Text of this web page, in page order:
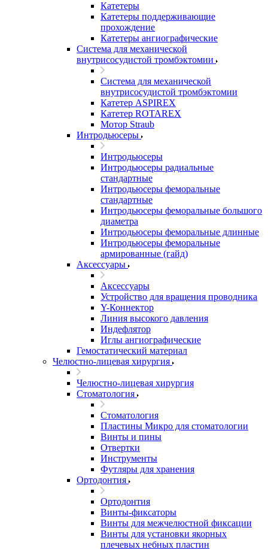
Катетеры
Катетеры поддерживающие
прохождение
Катетеры ангиографические
Система для механической
внутрисосудистой тромбэктомии
Система для механической
внутрисосудистой тромбэктомии
Катетер ASPIREX
Катетер ROTAREX
Мотор Straub
Интродьюсеры
Интродьюсеры
Интродьюсеры радиальные
стандартные
Интродьюсеры феморальные
стандартные
Интродьюсеры феморальные большого
диаметра
Интродьюсеры феморальные длинные
Интродьюсеры феморальные
армированные (гайд)
Аксессуары
Аксессуары
Устройство для вращения проводника
Y-Коннектор
Линия высокого давления
Индефлятор
Иглы ангиографические
Гемостатический материал
Челюстно-лицевая хирургия
Челюстно-лицевая хирургия
Стоматология
Стоматология
Пластины Микро для стоматологии
Винты и пины
Отвертки
Инструменты
Футляры для хранения
Ортодонтия
Ортодонтия
Винты-фиксаторы
Винты для межчелюстной фиксации
Винты для установки якорных
плечевых небных пластин